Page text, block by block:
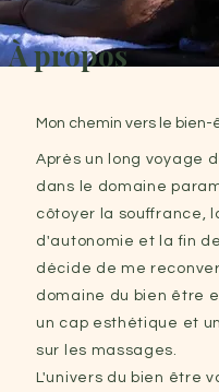
À propos
Mon chemin vers le bien-
Après un long voyage
dans le domaine
côtoyer la souffrance,
d'autonomie et la fin
décide de me
domaine du bien être
un cap esthétique et
sur les massages.
L'univers du bien être